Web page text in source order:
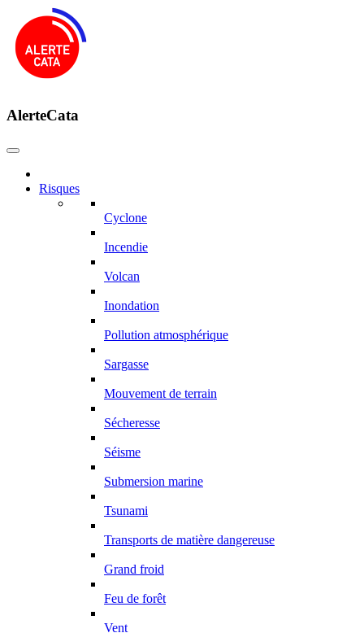
AlerteCata
Risques
Cyclone
Incendie
Volcan
Inondation
Pollution atmosphérique
Sargasse
Mouvement de terrain
Sécheresse
Séisme
Submersion marine
Tsunami
Transports de matière dangereuse
Grand froid
Feu de forêt
Vent